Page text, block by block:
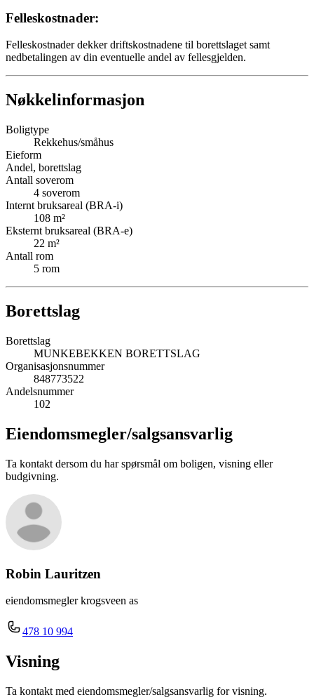
Felleskostnader:
Felleskostnader dekker driftskostnadene til borettslaget samt
nedbetalingen av din eventuelle andel av fellesgjelden.
Nøkkelinformasjon
Boligtype
Rekkehus/småhus
Eieform
Andel, borettslag
Antall soverom
4 soverom
Internt bruksareal (BRA-i)
108 m²
Eksternt bruksareal (BRA-e)
22 m²
Antall rom
5 rom
Borettslag
Borettslag
MUNKEBEKKEN BORETTSLAG
Organisasjonsnummer
848773522
Andelsnummer
102
Eiendomsmegler/salgsansvarlig
Ta kontakt dersom du har spørsmål om boligen, visning eller
budgivning.
Robin Lauritzen
eiendomsmegler krogsveen as
478 10 994
Visning
Ta kontakt med eiendomsmegler/salgsansvarlig for visning.